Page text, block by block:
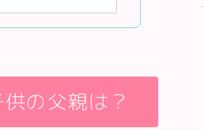
の父親は？